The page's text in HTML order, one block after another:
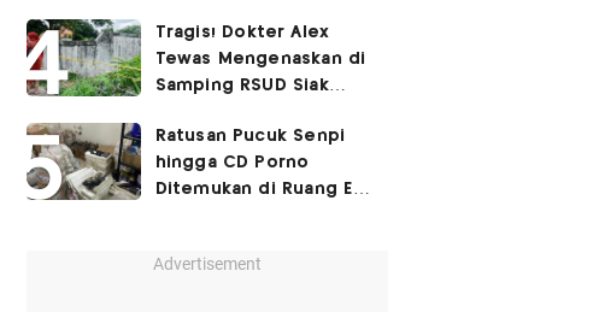
Tragis! Dokter Alex
Tewas Mengenaskan di
Samping RSUD Siak
Rocuronium
Ratusan Pucuk Senpi
hingga CD Porno
Ditemukan di Ruang Eks
Advertisement